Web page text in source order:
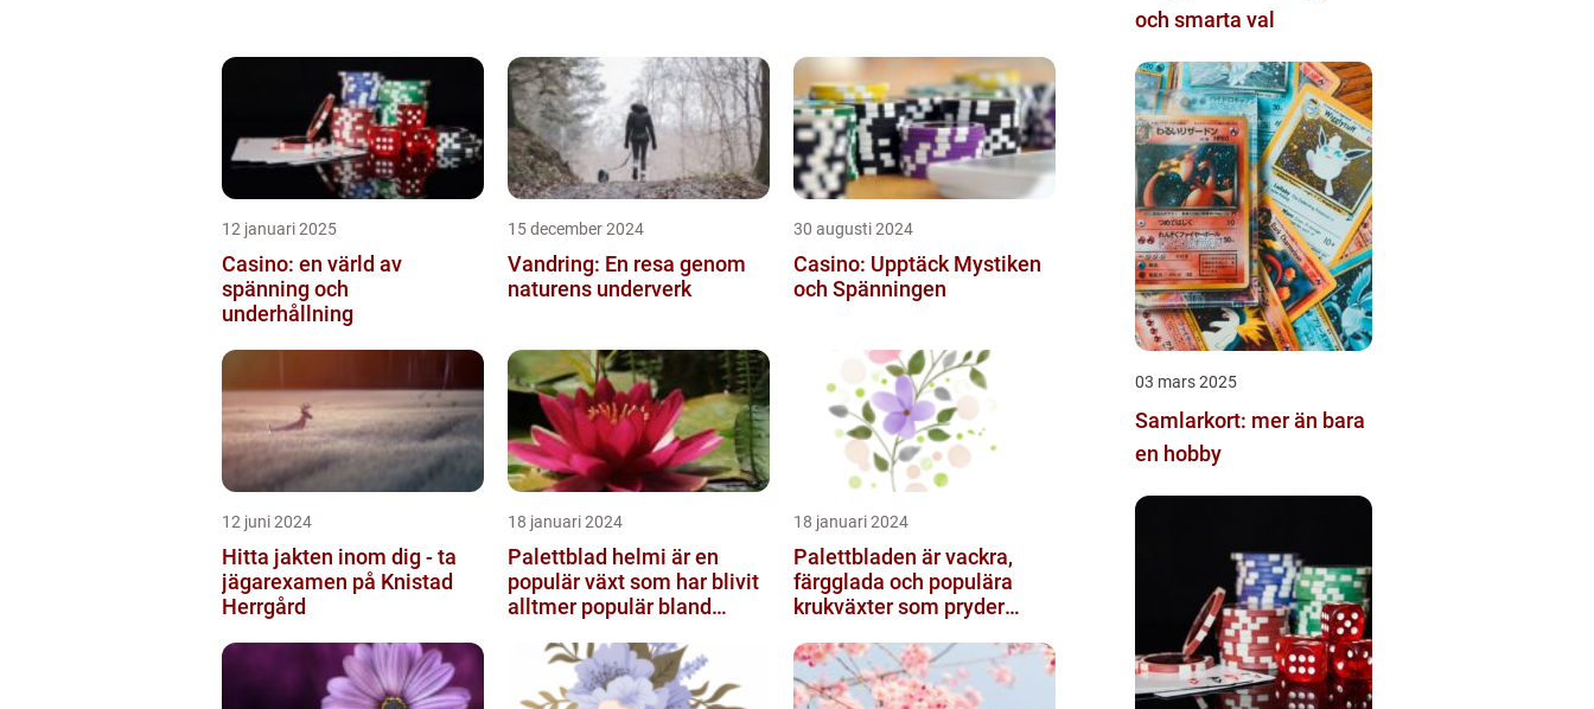
12 januari 2025
Casino: en värld av
spänning och
underhållning
15 december 2024
Vandring: En resa genom
naturens underverk
30 augusti 2024
Casino: Upptäck Mystiken
och Spänningen
12 juni 2024
Hitta jakten inom dig - ta
jägarexamen på Knistad
Herrgård
18 januari 2024
Palettblad helmi är en
populär växt som har blivit
alltmer populär bland
18 januari 2024
Palettbladen är vackra,
färgglada och populära
krukväxter som pryder
runt o...
och smarta val
03 mars 2025
Samlarkort: mer än bara
en hobby